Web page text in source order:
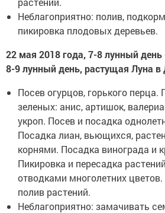
Неблагоприятно: полив,
пикировка плодовых деревьев.
22 мая 2018 года, 7-8 лунный
8-9 лунный день, растущая Луна в
Посев огурцов, горького перца.
зеленых: анис, артишок,
укроп. Посев и посадка
Посадка лиан, вьющихся,
корнями. Посадка винограда и
Пикировка и пересадка
отводками многолетних
полив растений.
Неблагоприятно: замачивать